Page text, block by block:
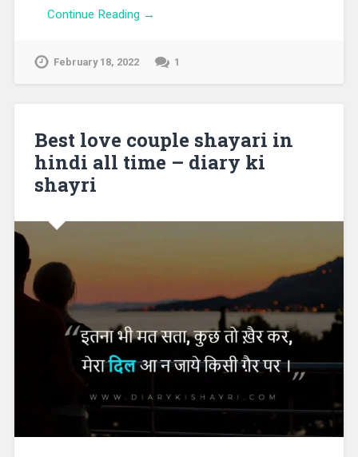
Continue Reading →
February 18, 2022 1
Best love couple shayari in
hindi all time – diary ki
shayri